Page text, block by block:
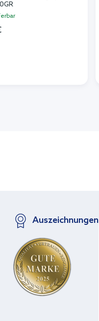
Auszeichnungen